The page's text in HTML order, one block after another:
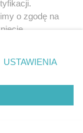
o zgodę na
prywatności
zgody
takiemu
tylko
USTAWIENIA